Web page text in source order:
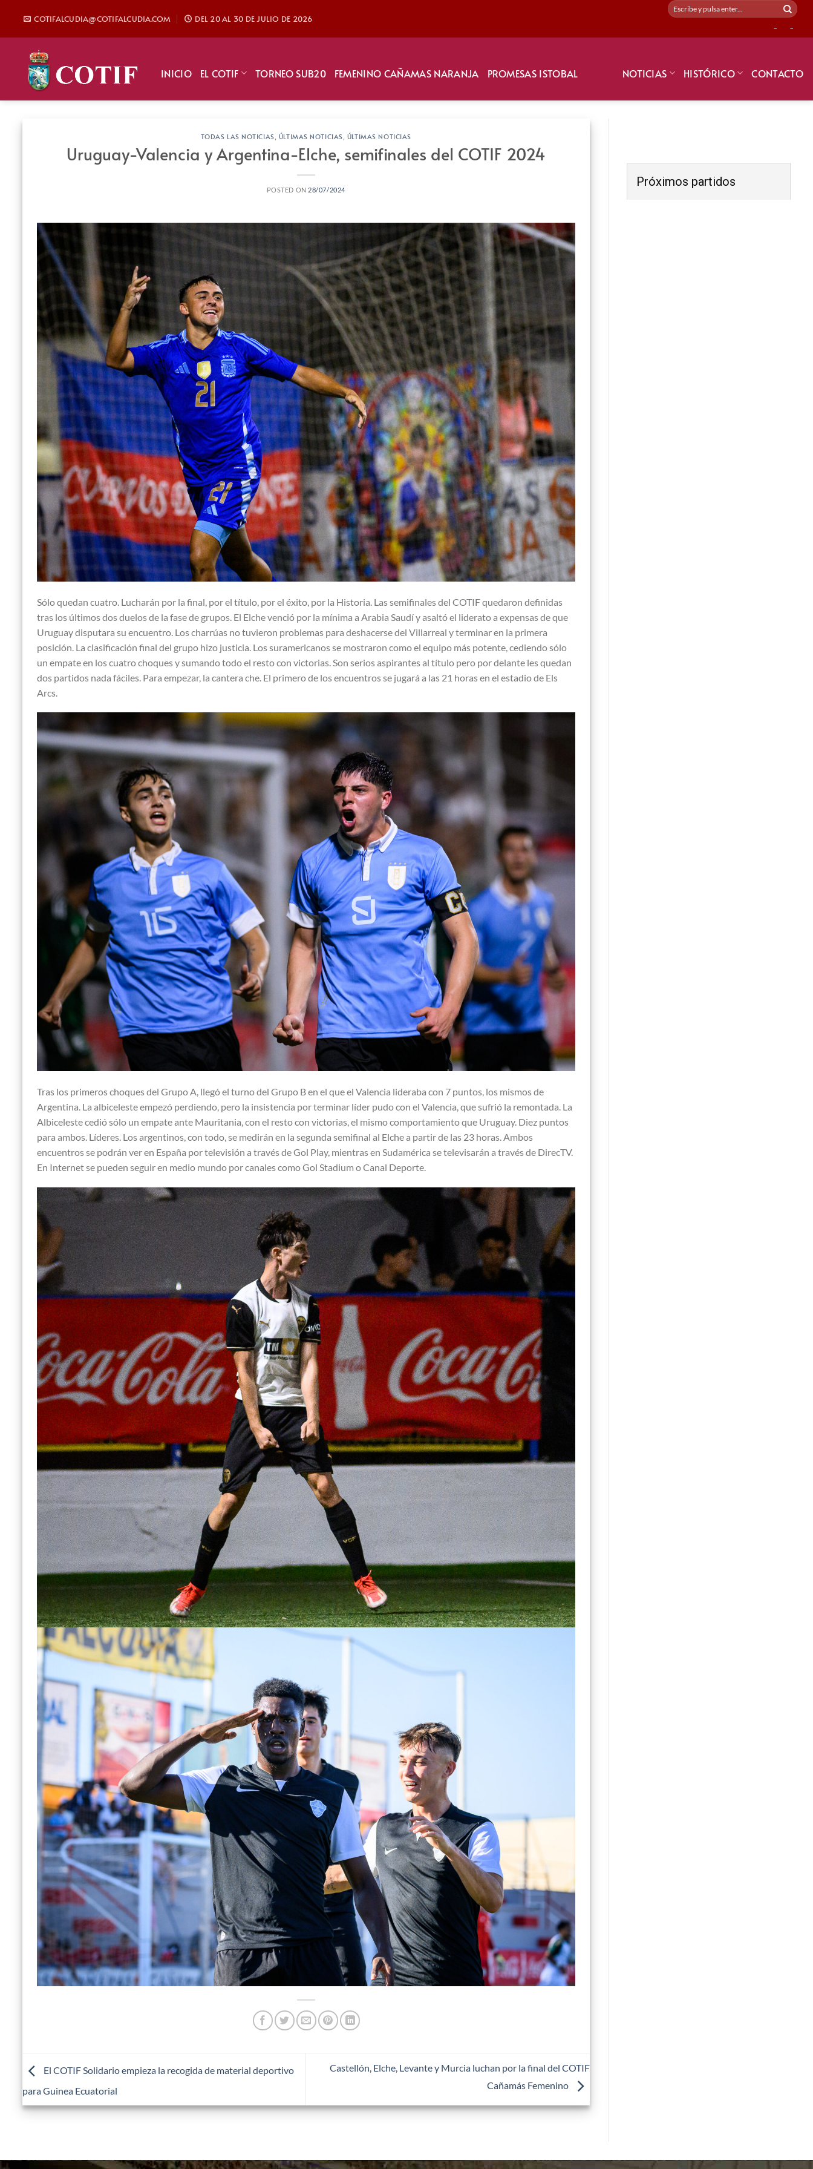
contenido
COTIFALCUDIA@COTIFALCUDIA.COM DEL 20 AL 30 DE JULIO DE 2026
- -
INICIO EL COTIF TORNEO SUB20 FEMENINO CAÑAMAS NARANJA PROMESAS ISTOBAL NOTICIAS HISTÓRICO CONTACTO
TODAS LAS NOTICIAS, ÚLTIMAS NOTICIAS, ÚLTIMAS NOTICIAS
Uruguay-Valencia y Argentina-Elche, semifinales del COTIF 2024
POSTED ON 28/07/2024
Sólo quedan cuatro. Lucharán por la final, por el título, por el éxito, por la Historia. Las semifinales del COTIF quedaron definidas
tras los últimos dos duelos de la fase de grupos. El Elche venció por la mínima a Arabia Saudí y asaltó el liderato a expensas de que
Uruguay disputara su encuentro. Los charrúas no tuvieron problemas para deshacerse del Villarreal y terminar en la primera
posición. La clasificación final del grupo hizo justicia. Los suramericanos se mostraron como el equipo más potente, cediendo sólo
un empate en los cuatro choques y sumando todo el resto con victorias. Son serios aspirantes al título pero por delante les quedan
dos partidos nada fáciles. Para empezar, la cantera che. El primero de los encuentros se jugará a las 21 horas en el estadio de Els
Arcs.
Tras los primeros choques del Grupo A, llegó el turno del Grupo B en el que el Valencia lideraba con 7 puntos, los mismos de
Argentina. La albiceleste empezó perdiendo, pero la insistencia por terminar líder pudo con el Valencia, que sufrió la remontada. La
Albiceleste cedió sólo un empate ante Mauritania, con el resto con victorias, el mismo comportamiento que Uruguay. Diez puntos
para ambos. Líderes. Los argentinos, con todo, se medirán en la segunda semifinal al Elche a partir de las 23 horas. Ambos
encuentros se podrán ver en España por televisión a través de Gol Play, mientras en Sudamérica se televisarán a través de DirecTV.
En Internet se pueden seguir en medio mundo por canales como Gol Stadium o Canal Deporte.
El COTIF Solidario empieza la recogida de material deportivo
para Guinea Ecuatorial
Castellón, Elche, Levante y Murcia luchan por la final del COTIF
Cañamás Femenino
Próximos partidos